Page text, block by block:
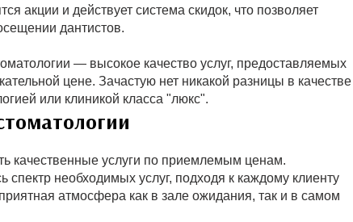
акции и действует система скидок, что позволяет
дантистов.
— высокое качество услуг, предоставляемых
цене. Зачастую нет никакой разницы в качестве
или клиникой класса "люкс".
качественные услуги по приемлемым ценам.
спектр необходимых услуг, подходя к каждому клиенту
атмосфера как в зале ожидания, так и в самом